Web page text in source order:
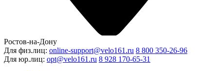
Ростов-на-Дону
Для физ.лиц: online-support@velo161.ru 8 800 350-26-96
Для юр.лиц: opt@velo161.ru 8 928 170-65-31